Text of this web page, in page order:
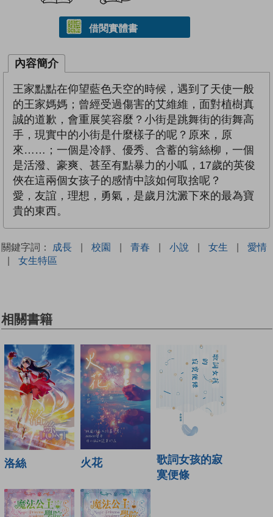
借閱實體書
內容簡介
王家點點在仰望藍色天空的時候，遇到了天使一般
的王家媽媽；曾經受過傷害的艾維維，面對植樹真
誠的道歉，會重展笑容麼？小街是跳舞街的街舞高
手，現實中的小街是什麼樣子的呢？原來，原
來……；一個是冷靜、優秀、含蓄的翁絲柳，一個
是活潑、豪爽、甚至有點暴力的小呱，17歲的英俊
俠在這兩個女孩子的感情中該如何取捨呢？
愛，友誼，理想，勇氣，是歲月沈澱下來的最為寶
貴的東西。
關鍵字詞： 成長 | 校園 | 青春 | 小說 | 女生 |
愛情
|
女生特區
相關書籍
洛絲 火花
歌詞女孩的寂
寞便條